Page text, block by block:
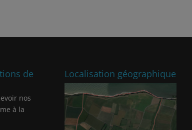
de
nos
à la
Localisation géographique